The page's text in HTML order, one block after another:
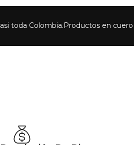
Productos en cuero bovino